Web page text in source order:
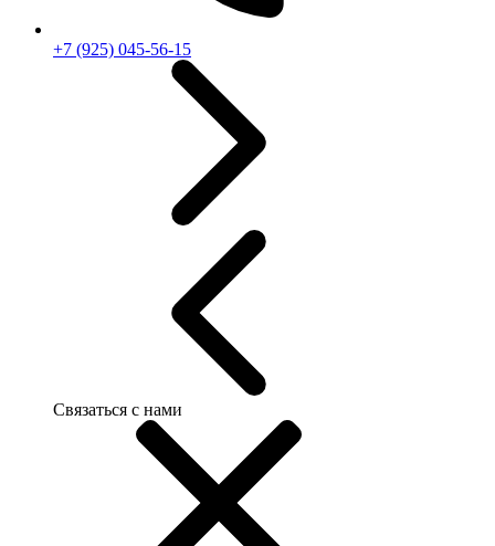
+7 (925) 045-56-15
Связаться с нами